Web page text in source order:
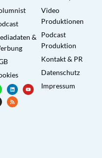
&
Video
Produktionen
Podcast
Produktion
Kontakt & PR
Datenschutz
Impressum